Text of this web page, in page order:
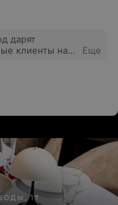
дарят
клиенты на
Еще